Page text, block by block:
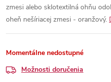
zmesi alebo sklotextilná ohňu
oheň nešíriacej zmesi - oranžový.
Momentálne nedostupné
Možnosti doručenia